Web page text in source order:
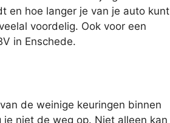
en hoe langer je van je auto kunt
voordelig. Ook voor een
in Enschede.
de weinige keuringen binnen
niet de weg op. Niet alleen kan